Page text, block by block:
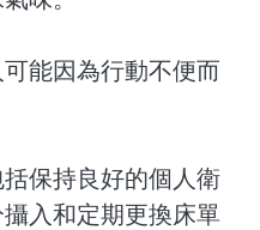
能因為行動不便而
保持良好的個人衛
入和定期更換床單